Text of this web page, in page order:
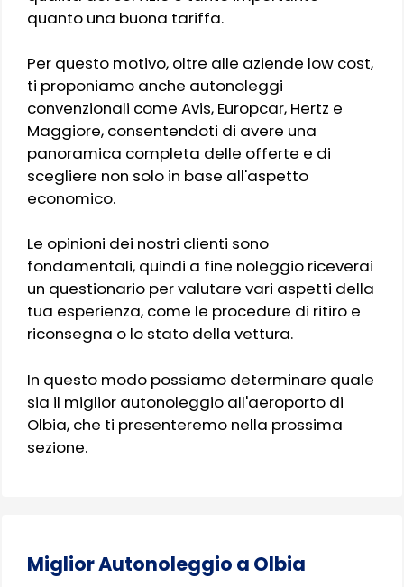
quanto una buona tariffa.
Per questo motivo, oltre alle aziende low cost,
ti proponiamo anche autonoleggi
convenzionali come Avis, Europcar, Hertz e
Maggiore, consentendoti di avere una
panoramica completa delle offerte e di
scegliere non solo in base all'aspetto
economico.
Le opinioni dei nostri clienti sono
fondamentali, quindi a fine noleggio riceverai
un questionario per valutare vari aspetti della
tua esperienza, come le procedure di ritiro e
riconsegna o lo stato della vettura.
In questo modo possiamo determinare quale
sia il miglior autonoleggio all'aeroporto di
Olbia, che ti presenteremo nella prossima
sezione.
Miglior Autonoleggio a Olbia